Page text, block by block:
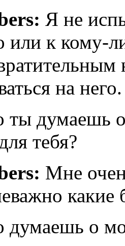
Я не
или к кому-
на него.
ты думаешь
тебя?
Мне
думаешь о